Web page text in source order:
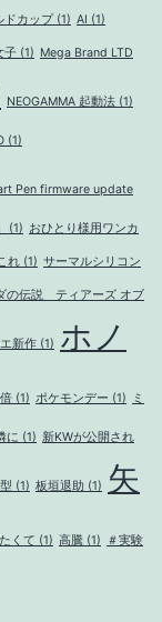
ドカップ (1) AI (1)
子 (1) Mega Brand LTD
NEOGAMMA 起動法 (1)
(1)
Pen firmware update
(1) おひとり様用ワンカ
れ (1) サーマルシリコン
の伝説 ティアーズ オブ
エ新作 (1) ホノ
(1) ポケモンデー (1) ミ
に (1) 新KWが公開され
(1) 板垣退助 (1)
矢
くて (1) 高騰 (1) ＃実験